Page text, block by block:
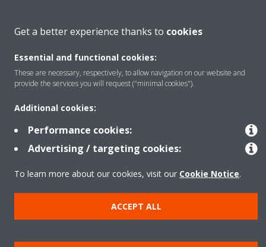
LRYEQ-AY
Get a better experience thanks to cookies
Essential and functional cookies:
These are necessary, respectively, to allow navigation on our website and
provide the services you will request ("minimal cookies").
Additional cookies:
Performance cookies:
Advertising / targeting cookies:
To learn more about our cookies, visit our Cookie Notice.
ACCEPT ALL